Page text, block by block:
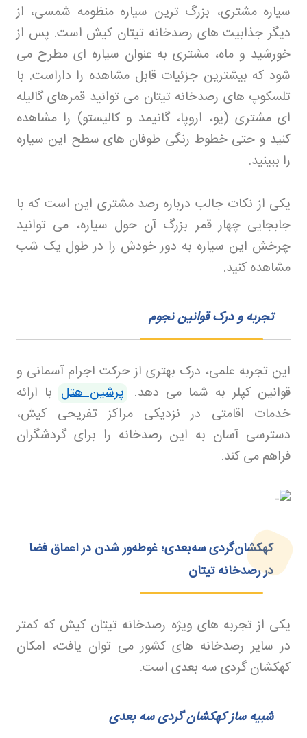
سیاره مشتری، بزرگ‌ ترین سیاره منظومه شمسی، از
دیگر جذابیت‌ های رصدخانه تیتان کیش است. پس از
خورشید و ماه، مشتری به عنوان سیاره‌ ای مطرح می‌
شود که بیشترین جزئیات قابل مشاهده را داراست. با
تلسکوپ‌ های رصدخانه تیتان می‌ توانید قمرهای گالیله‌
ای مشتری (یو، اروپا، گانیمد و کالیستو) را مشاهده
کنید و حتی خطوط رنگی طوفان‌ های سطح این سیاره
را ببینید.
یکی از نکات جالب درباره رصد مشتری این است که با
جابجایی چهار قمر بزرگ آن حول سیاره، می‌ توانید
چرخش این سیاره به دور خودش را در طول یک شب
مشاهده کنید.
تجربه و درک قوانین نجوم
این تجربه علمی، درک بهتری از حرکت اجرام آسمانی و
قوانین کپلر به شما می‌ دهد. پرشین هتل با ارائه
خدمات اقامتی در نزدیکی مراکز تفریحی کیش،
دسترسی آسان به این رصدخانه را برای گردشگران
فراهم می‌ کند.
کهکشان‌گردی سه‌بعدی؛ غوطه‌ور شدن در اعماق فضا
در رصدخانه تیتان
یکی از تجربه‌ های ویژه رصدخانه تیتان کیش که کمتر
در سایر رصدخانه‌ های کشور می‌ توان یافت، امکان
کهکشان‌ گردی سه‌ بعدی است.
شبیه ساز کهکشان گردی سه بعدی